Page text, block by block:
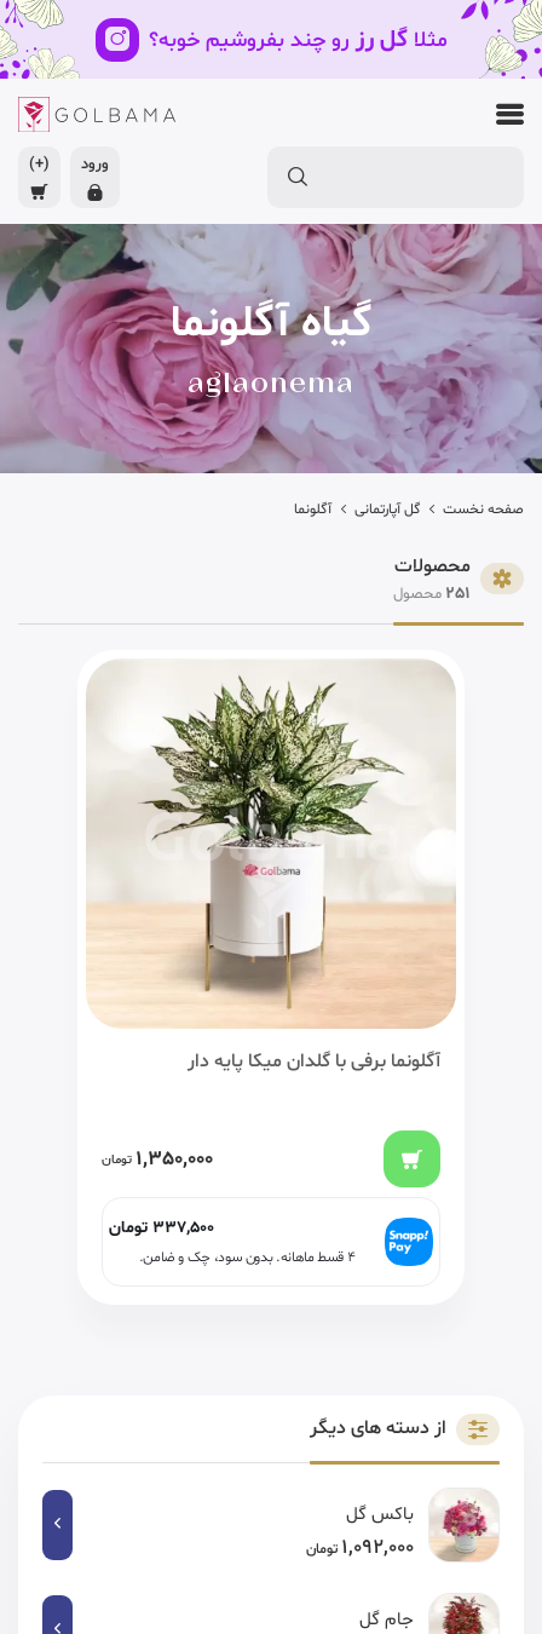
مثلاگل رز رو چند بفروشیم خوبه؟
ورود (+)
گیاه آگلونما
aglaonema
صفحه نخست گل آپارتمانی آگلونما
از دسته های دیگر
باکس گل
1,092,000 تومان
جام گل
محصولات
251 محصول
آگلونما برفی با گلدان میکا پایه دار
1,350,000 تومان
337,500 تومان
۴ قسط ماهانه. بدون سود، چک و ضامن.